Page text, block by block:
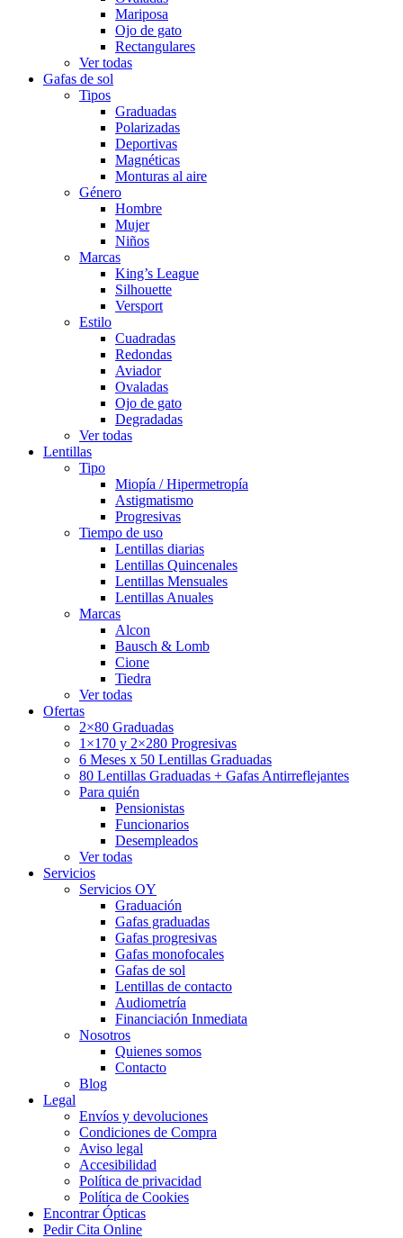
Mariposa
Ojo de gato
Rectangulares
Ver todas
Gafas de sol
Tipos
Graduadas
Polarizadas
Deportivas
Magnéticas
Monturas al aire
Género
Hombre
Mujer
Niños
Marcas
King’s League
Silhouette
Versport
Estilo
Cuadradas
Redondas
Aviador
Ovaladas
Ojo de gato
Degradadas
Ver todas
Lentillas
Tipo
Miopía / Hipermetropía
Astigmatismo
Progresivas
Tiempo de uso
Lentillas diarias
Lentillas Quincenales
Lentillas Mensuales
Lentillas Anuales
Marcas
Alcon
Bausch & Lomb
Cione
Tiedra
Ver todas
Ofertas
2×80 Graduadas
1×170 y 2×280 Progresivas
6 Meses x 50 Lentillas Graduadas
80 Lentillas Graduadas + Gafas Antirreflejantes
Para quién
Pensionistas
Funcionarios
Desempleados
Ver todas
Servicios
Servicios OY
Graduación
Gafas graduadas
Gafas progresivas
Gafas monofocales
Gafas de sol
Lentillas de contacto
Audiometría
Financiación Inmediata
Nosotros
Quienes somos
Contacto
Blog
Legal
Envíos y devoluciones
Condiciones de Compra
Aviso legal
Accesibilidad
Política de privacidad
Política de Cookies
Encontrar Ópticas
Pedir Cita Online